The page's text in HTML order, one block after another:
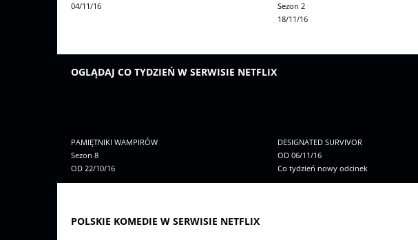
04/11/16
Sezon 2
18/11/16
OGLĄDAJ CO TYDZIEŃ W SERWISIE NETFLIX
PAMIĘTNIKI WAMPIRÓW
Sezon 8
OD 22/10/16
DESIGNATED SURVIVOR
OD 06/11/16
Co tydzień nowy odcinek
POLSKIE KOMEDIE W SERWISIE NETFLIX